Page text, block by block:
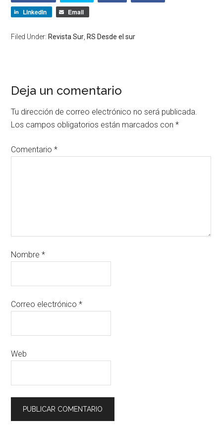
LinkedIn
Email
Filed Under: Revista Sur RS Desde el sur
Deja un comentario
Tu dirección de correo electrónico no será publicada.
Los campos obligatorios están marcados con*
Comentario*
Nombre*
Correo electrónico*
Web